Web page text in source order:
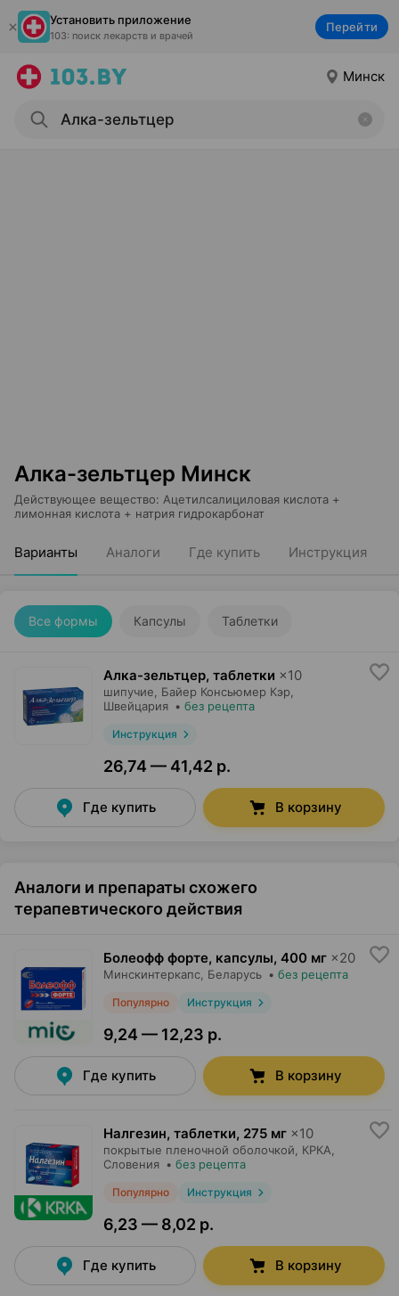
Установить приложение
103: поиск лекарств и врачей
Перейти
Минск
Алка-зельтцер Минск
Действующее вещество: Ацетилсалициловая кислота +
лимонная кислота + натрия гидрокарбонат
Варианты Аналоги Где купить Инструкция
Все формы Капсулы Таблетки
Алка-зельтцер, таблетки ×10
шипучие, Байер Консьюмер Кэр
Швейцария • без рецепта
Инструкция
26,74 — 41,42 р.
Где купить В корзину
Аналоги и препараты схожего
терапевтического действия
Болеофф форте, капсулы, 400 мг ×20
Минскинтеркапс , Беларусь • без рецепта
Популярно Инструкция
9,24 — 12,23 р.
Где купить В корзину
Налгезин, таблетки, 275 мг ×10
покрытые пленочной оболочкой, КРКА
Словения • без рецепта
Популярно Инструкция
6,23 — 8,02 р.
Где купить В корзину